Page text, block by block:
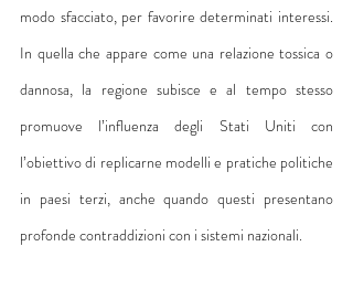
modo sfacciato, per favorire determinati interessi.
In quella che appare come una relazione tossica o
dannosa, la regione subisce e al tempo stesso
promuove l’influenza degli Stati Uniti con
l’obiettivo di replicarne modelli e pratiche politiche
in paesi terzi, anche quando questi presentano
profonde contraddizioni con i sistemi nazionali.